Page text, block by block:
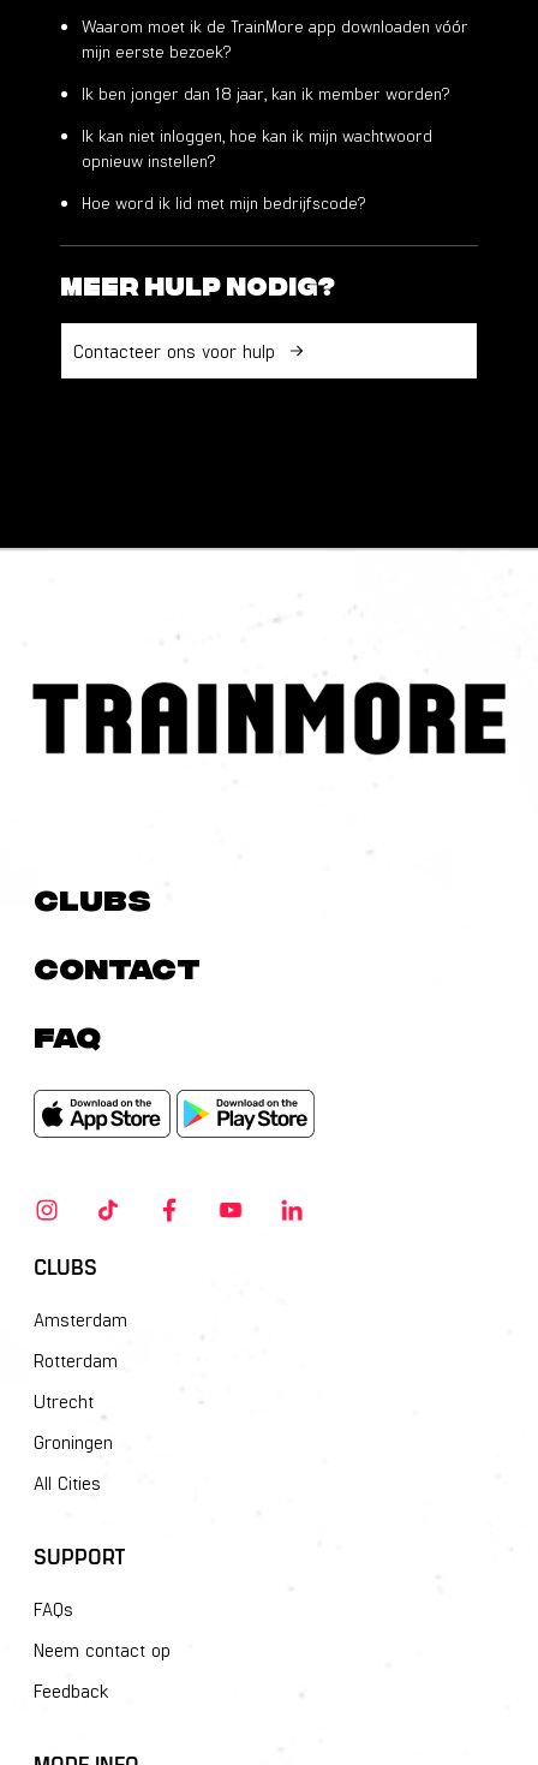
Waarom moet ik de TrainMore app downloaden vóór
mijn eerste bezoek?
Ik ben jonger dan 18 jaar, kan ik member worden?
Ik kan niet inloggen, hoe kan ik mijn wachtwoord
opnieuw instellen?
Hoe word ik lid met mijn bedrijfs­code?
Meer hulp nodig?
Contacteer ons voor hulp
Clubs
Contact
FAQ
CLUBS
Amsterdam
Rotterdam
Utrecht
Groningen
All Cities
SUPPORT
FAQs
Neem contact op
Feedback